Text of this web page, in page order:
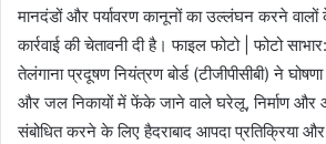
मानदंडों और पर्यावरण कानूनों का उल्लंघन करने
कार्रवाई की चेतावनी दी है। फाइल फोटो | फोटो
तेलंगाना प्रदूषण नियंत्रण बोर्ड (टीजीपीसीबी) ने
और जल निकायों में फेंके जाने वाले घरेलू, निर्माण और
संबोधित करने के लिए हैदराबाद आपदा प्रतिक्रिया